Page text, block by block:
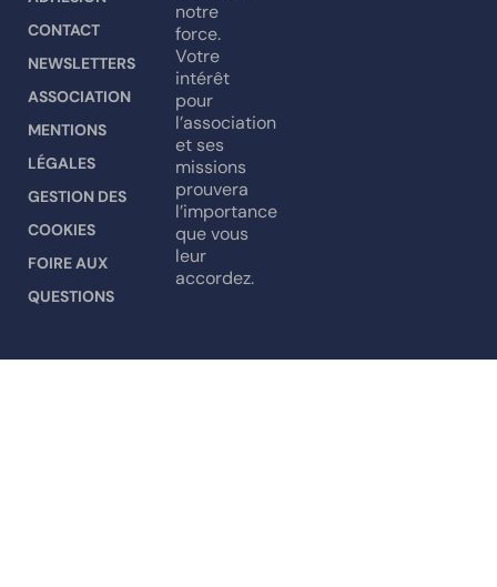
CONTACT
NEWSLETTERS
ASSOCIATION
MENTIONS
LÉGALES
GESTION DES
COOKIES
FOIRE AUX
QUESTIONS
notre
force.
Votre
intérêt
pour
l’association
et ses
missions
prouvera
l’importance
que vous
leur
accordez.